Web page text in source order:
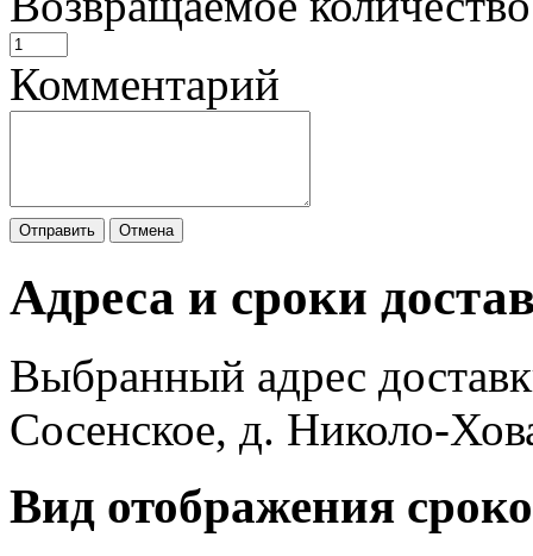
Комментарий
Отправить Отмена
Адреса и сроки
Выбранный адрес
Сосенское, д. Николо-
Вид отображения